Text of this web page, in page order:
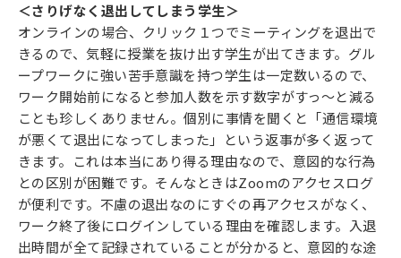
＜さりげなく退出してしまう学生＞
オンラインの場合、クリック１つでミーティングを退出で
きるので、気軽に授業を抜け出す学生が出てきます。グル
ープワークに強い苦手意識を持つ学生は一定数いるので、
ワーク開始前になると参加人数を示す数字がすっ～と減る
ことも珍しくありません。個別に事情を聞くと「通信環境
が悪くて退出になってしまった」という返事が多く返って
きます。これは本当にあり得る理由なので、意図的な行為
との区別が困難です。そんなときはZoomのアクセスログ
が便利です。不慮の退出なのにすぐの再アクセスがなく、
ワーク終了後にログインしている理由を確認します。入退
出時間が全て記録されていることが分かると、意図的な途